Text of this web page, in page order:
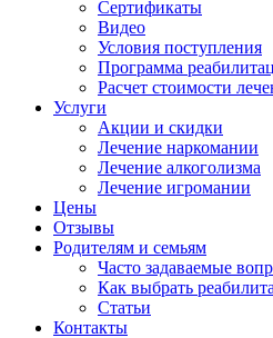
Сертификаты
Видео
Условия поступления
Программа
Расчет стоимости
Услуги
Акции и скидки
Лечение наркомании
Лечение алкоголизма
Лечение игромании
Цены
Отзывы
Родителям и семьям
Часто задаваемые
Как выбрать
Статьи
Контакты